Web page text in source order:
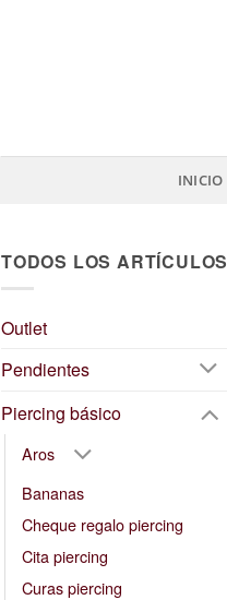
INICIO
TODOS LOS ARTÍCULOS
Outlet
Pendientes
Piercing básico
Aros
Bananas
Cheque regalo piercing
Cita piercing
Curas piercing